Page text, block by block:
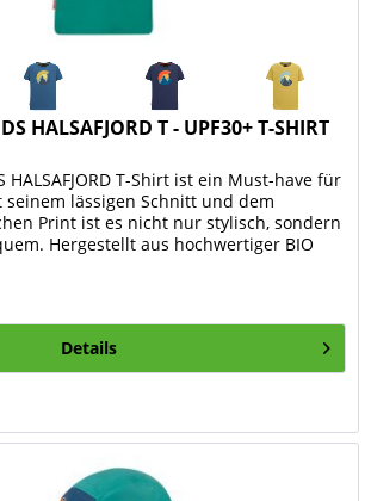
HALSAFJORD T - UPF30+ T-SHIRT
HALSAFJORD T-Shirt ist ein Must-have für
lässigen Schnitt und dem
Print ist es nicht nur stylisch, sondern
Hergestellt aus hochwertiger BIO
Details